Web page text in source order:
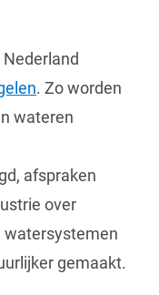
Nederland
. Zo worden
wateren
afspraken
over
watersystemen
gemaakt.